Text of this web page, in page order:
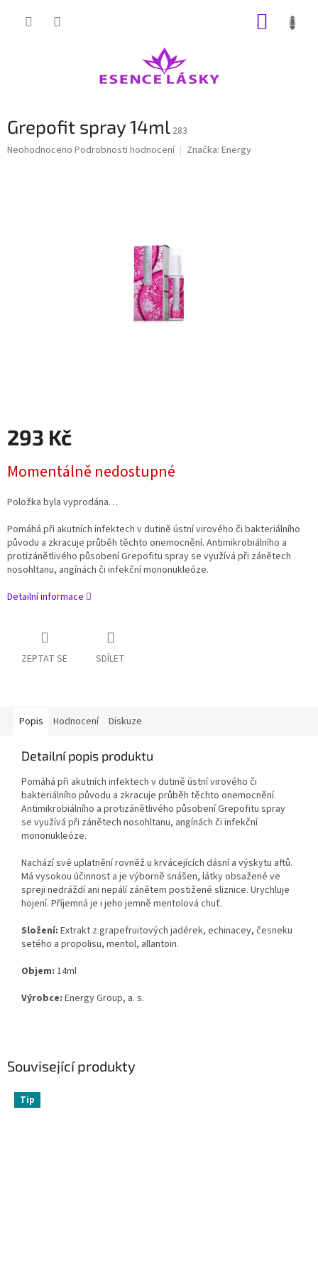
Grepofit spray 14ml 283
Průměrné
Neohodnoceno Podrobnosti hodnocení Značka: Energy
293 Kč
cena:
Momentálně nedostupné
Položka byla vyprodána…
Pomáhá při akutních infektech v dutině ústní virového či bakteriálního
původu a zkracuje průběh těchto onemocnění. Antimikrobiálního a
protizánětlivého působení Grepofitu spray se využívá při zánětech
nosohltanu, angínách či infekční mononukleóze.
Detailní informace
ZEPTAT SE SDÍLET
Související produkty
Tip
Popis Hodnocení Diskuze
Detailní popis produktu
Pomáhá při akutních infektech v dutině ústní virového či
bakteriálního původu a zkracuje průběh těchto onemocnění.
Antimikrobiálního a protizánětlivého působení Grepofitu spray
se využívá při zánětech nosohltanu, angínách či infekční
mononukleóze.
Nachází své uplatnění rovněž u krvácejících dásní a výskytu aftů.
Má vysokou účinnost a je výborně snášen, látky obsažené ve
spreji nedráždí ani nepálí zánětem postižené sliznice. Urychluje
hojení. Příjemná je i jeho jemně mentolová chuť.
Složení: Extrakt z grapefruitových jadérek, echinacey, česneku
setého a propolisu, mentol, allantoin.
Objem: 14ml
Výrobce: Energy Group, a. s.